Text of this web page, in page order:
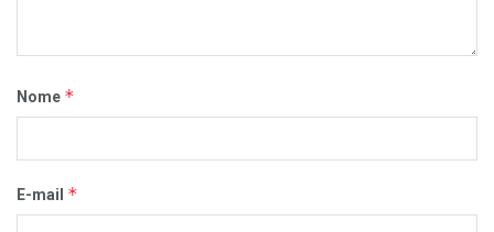
Nome *
E-mail *